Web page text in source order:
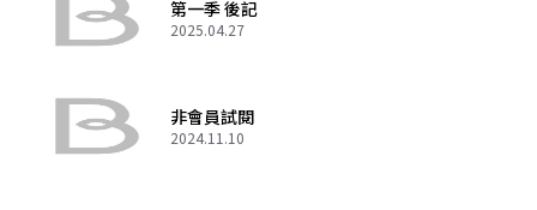
第一季 後記
2025.04.27
非會員試閱
2024.11.10